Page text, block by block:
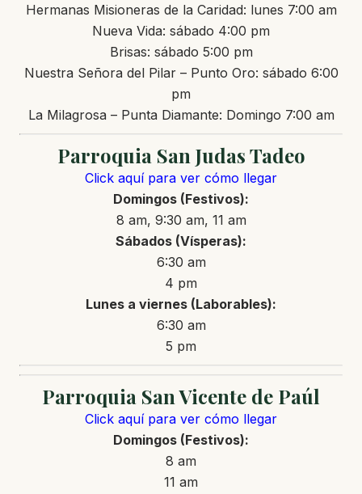
Hermanas Misioneras de la Caridad: lunes 7:00 am
Nueva Vida: sábado 4:00 pm
Brisas: sábado 5:00 pm
Nuestra Señora del Pilar – Punto Oro: sábado 6:00
pm
La Milagrosa – Punta Diamante: Domingo 7:00 am
Parroquia San Judas Tadeo
Click aquí para ver cómo llegar
Domingos (Festivos):
8 am, 9:30 am, 11 am
Sábados (Vísperas):
6:30 am
4 pm
Lunes a viernes (Laborables):
6:30 am
5 pm
Parroquia San Vicente de Paúl
Click aquí para ver cómo llegar
Domingos (Festivos):
8 am
11 am